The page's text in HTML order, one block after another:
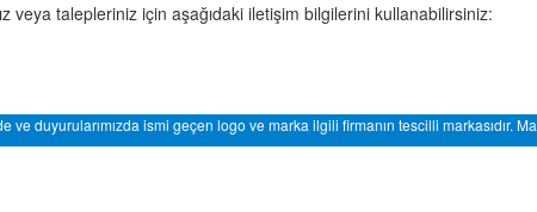
veya talepleriniz için aşağıdaki iletişim bilgilerini kullanabilirsiniz:
ve duyurularımızda ismi geçen logo ve marka ilgili firmanın tescilli markasıdır.